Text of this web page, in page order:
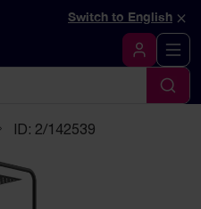
av denna sidaSwitch to English ×
Logga in
Sök
ID: 2/142539